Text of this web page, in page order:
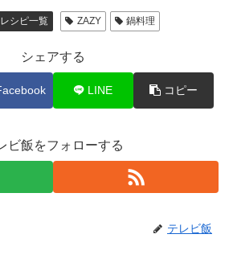
シピ一覧 ZAZY 鍋料理
シェアする
LINE コピー
ビ飯をフォローする
テレビ飯